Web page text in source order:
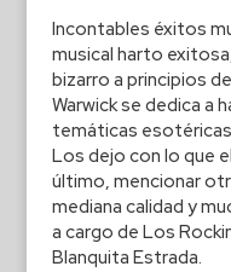
Incontables éxitos
musical harto
bizarro a principios
Warwick se dedica a
temáticas
Los dejo con lo que
último, mencionar
mediana calidad y
a cargo de Los
Blanquita Estrada.